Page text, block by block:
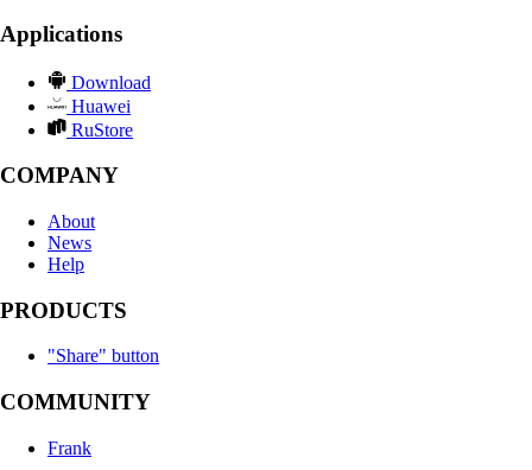
Applications
Download
Huawei
RuStore
COMPANY
About
News
Help
PRODUCTS
"Share" button
COMMUNITY
Frank